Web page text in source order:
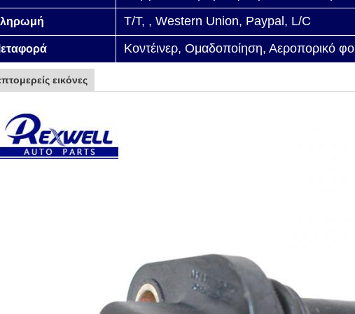
T/T, , Western Union, Paypal, L/C
Κοντέινερ, Ομαδοποίηση, Αεροπορικό
εικόνες